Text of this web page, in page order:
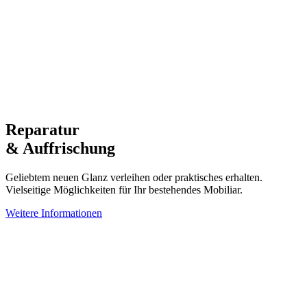
Reparatur
& Auffrischung
Geliebtem neuen Glanz verleihen oder praktisches erhalten.
Vielseitige Möglichkeiten für Ihr bestehendes Mobiliar.
Weitere Informationen